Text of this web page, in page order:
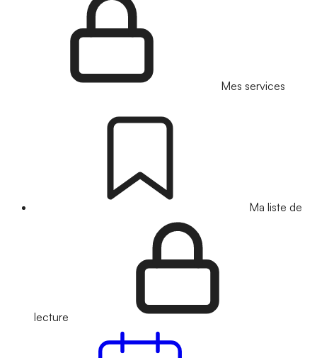
Mes services
Ma liste de
lecture